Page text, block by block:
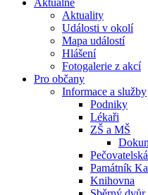
Aktuálně
Aktuality
Události v okolí
Mapa událostí
Hlášení
Fotogalerie z akcí
Pro občany
Informace a služby
Podniky
Lékaři
ZŠ a MŠ
Památník
Knihovna